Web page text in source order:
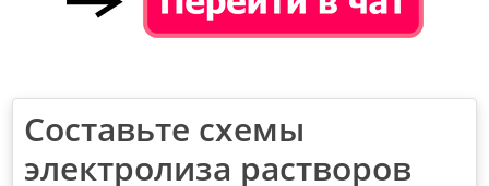
Составьте схемы
электролиза растворов